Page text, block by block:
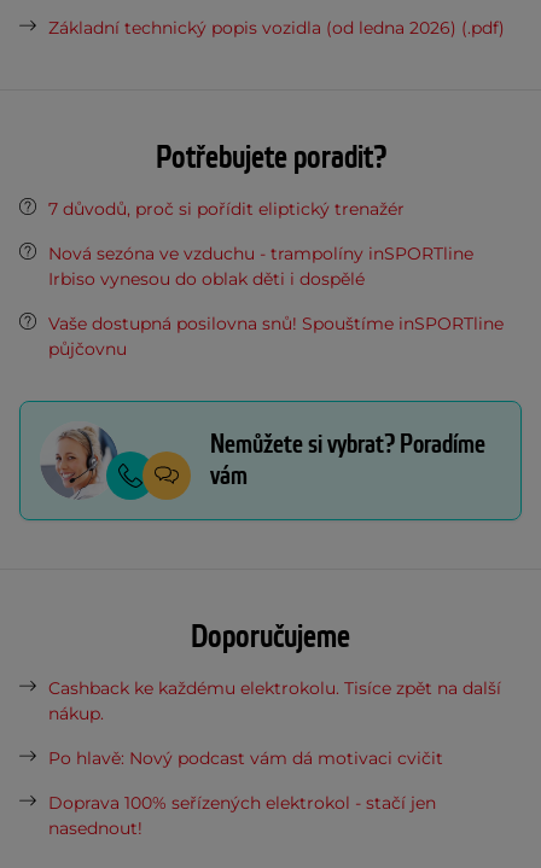
Základní technický popis vozidla (od ledna 2026) (.pdf)
Potřebujete poradit?
7 důvodů, proč si pořídit eliptický trenažér
Nová sezóna ve vzduchu - trampolíny inSPORTline
Irbiso vynesou do oblak děti i dospělé
Vaše dostupná posilovna snů! Spouštíme inSPORTline
půjčovnu
Nemůžete si vybrat? Poradíme
vám
Doporučujeme
Cashback ke každému elektrokolu. Tisíce zpět na další
nákup.
Po hlavě: Nový podcast vám dá motivaci cvičit
Doprava 100% seřízených elektrokol - stačí jen
nasednout!